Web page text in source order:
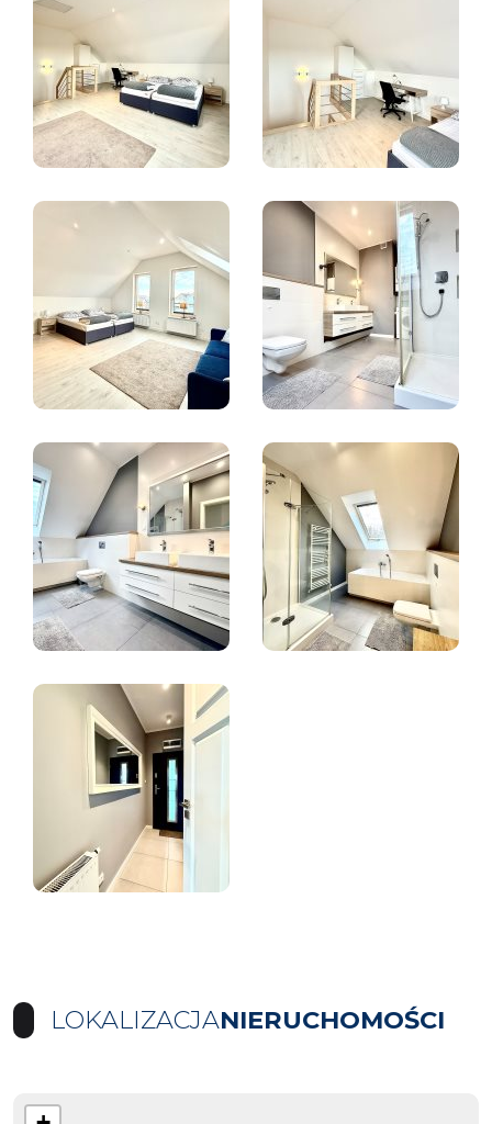
LOKALIZACJANIERUCHOMOŚCI